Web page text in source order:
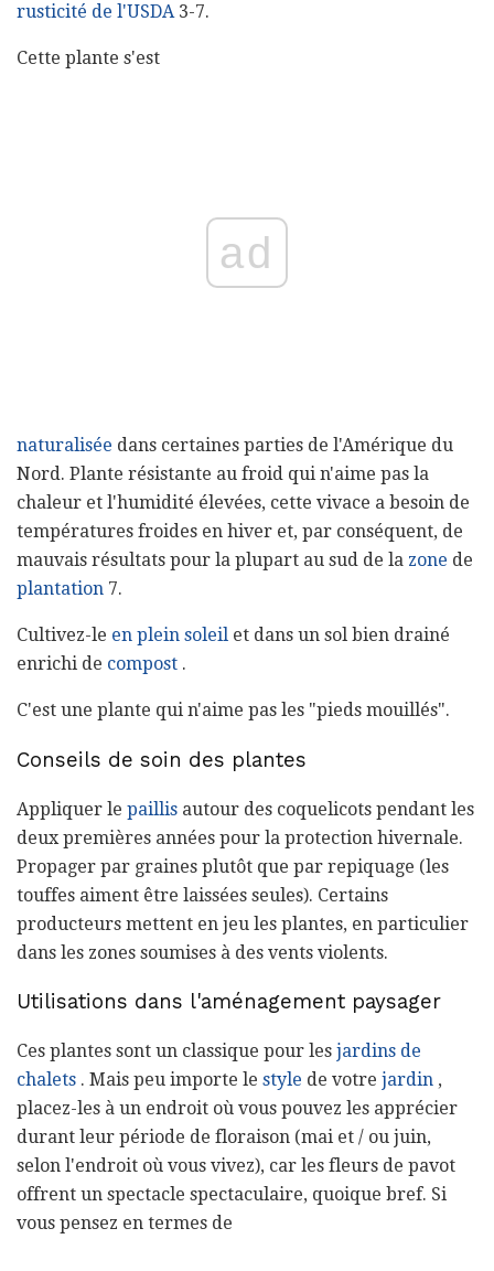
rusticité de l'USDA3-7.
Cette plante s'est
ad
naturalisée dans certaines parties de l'Amérique du
Nord. Plante résistante au froid qui n'aime pas la
chaleur et l'humidité élevées, cette vivace a besoin de
températures froides en hiver et, par conséquent, de
mauvais résultats pour la plupart au sud de la zone de
plantation 7.
Cultivez-le en plein soleil et dans un sol bien drainé
enrichi de compost .
C'est une plante qui n'aime pas les "pieds mouillés".
Conseils de soin des plantes
Appliquer le paillis autour des coquelicots pendant les
deux premières années pour la protection hivernale.
Propager par graines plutôt que par repiquage (les
touffes aiment être laissées seules). Certains
producteurs mettent en jeu les plantes, en particulier
dans les zones soumises à des vents violents.
Utilisations dans l'aménagement paysager
Ces plantes sont un classique pour les jardins de
chalets . Mais peu importe le style de votre jardin ,
placez-les à un endroit où vous pouvez les apprécier
durant leur période de floraison (mai et / ou juin,
selon l'endroit où vous vivez), car les fleurs de pavot
offrent un spectacle spectaculaire, quoique bref. Si
vous pensez en termes de